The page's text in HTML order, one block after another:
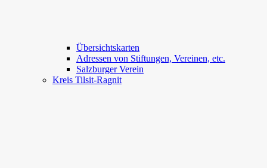
Übersichtskarten
Adressen von Stiftungen, Vereinen, etc.
Salzburger Verein
Kreis Tilsit-Ragnit